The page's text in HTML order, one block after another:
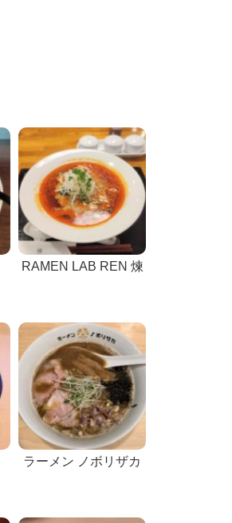
RAMEN LAB REN 煉
ラーメン ノボリザカ